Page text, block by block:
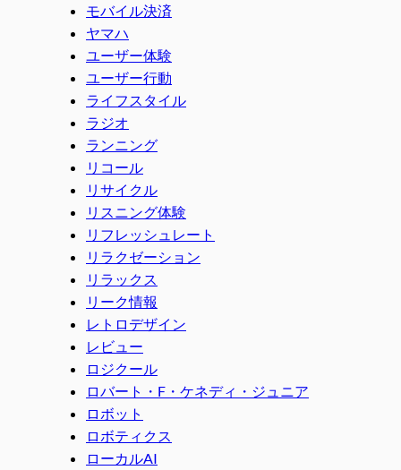
モバイル決済
ヤマハ
ユーザー体験
ユーザー行動
ライフスタイル
ラジオ
ランニング
リコール
リサイクル
リスニング体験
リフレッシュレート
リラクゼーション
リラックス
リーク情報
レトロデザイン
レビュー
ロジクール
ロバート・F・ケネディ・ジュニア
ロボット
ロボティクス
ローカルAI